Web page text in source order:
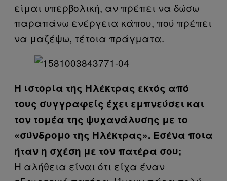
είμαι υπερβολική, αν πρέπει να δώσω
παραπάνω ενέργεια κάπου, πού πρέπει
να μαζέψω, τέτοια πράγματα.
Η ιστορία της Ηλέκτρας εκτός από
τους συγγραφείς έχει εμπνεύσει και
τον τομέα της ψυχανάλυσης με το
«σύνδρομο της Ηλέκτρας». Εσένα ποια
ήταν η σχέση με τον πατέρα σου;
Η αλήθεια είναι ότι είχα έναν